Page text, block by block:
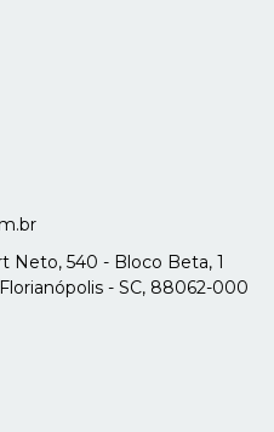
Neto, 540 - Bloco Beta, 1
- SC, 88062-000